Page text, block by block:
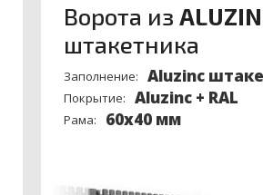
Ворота из
штакетника
Заполнение: Aluzinc
Покрытие: Aluzinc + RAL
Рама: 60x40 мм